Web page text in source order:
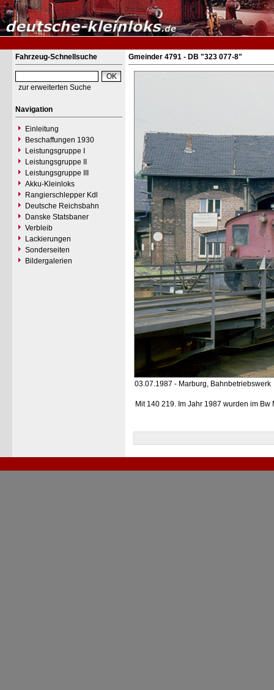
Fahrzeug-Schnellsuche
zur erweiterten Suche
Navigation
Einleitung
Beschaffungen 1930
Leistungsgruppe I
Leistungsgruppe II
Leistungsgruppe III
Akku-Kleinloks
Rangierschlepper Kdl
Deutsche Reichsbahn
Danske Statsbaner
Verbleib
Lackierungen
Sonderseiten
Bildergalerien
Gmeinder 4791 - DB "323 077-8"
03.07.1987 - Marburg, Bahnbetriebswerk
Mit 140 219. Im Jahr 1987 wurden im